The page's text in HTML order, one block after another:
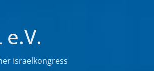
e.V.
Israelkongress